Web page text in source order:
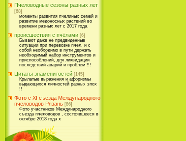
Пчеловодные сезоны разных лет
[68]
моменты развития пчелиных семей и
развитие медоносных растений во
времени разных лет с 2017 года.
происшествия с пчёлами [6]
Бывают даже не предвиденные
ситуации при перевозке пчёл, и с
собой необходимо в пути держать
необходимый набор инструментов и
приспособлений, для ликвидации
последствий аварий и проблем !!!
Цитаты знаменитостей [145]
Крылатые выражения и афоризмы
выдающихся личностей разных эпох
!!
Фото с XI съезда Международного
пчеловодов Рязань [86]
Фото участников Международного
съезда пчеловодов , состоявшееся в
октябре 2018 года х